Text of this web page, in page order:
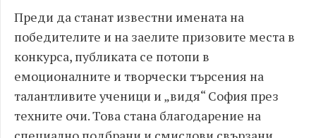
Преди да станат известни имената на
победителите и на заелите призовите места в
конкурса, публиката се потопи в
емоционалните и творчески търсения на
талантливите ученици и „видя“ София през
техните очи. Това стана благодарение на